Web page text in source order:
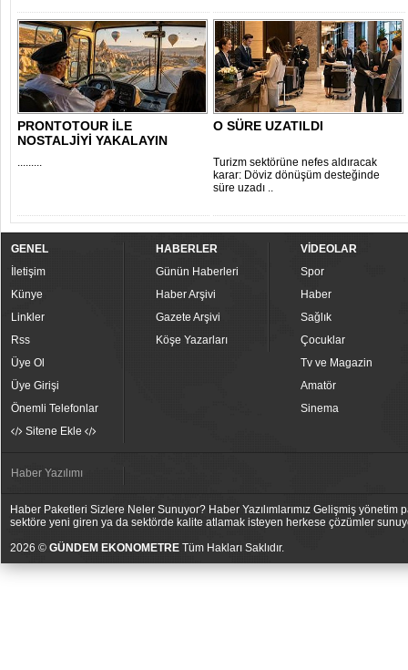
PRONTOTOUR İLE
NOSTALJİYİ YAKALAYIN
.........
O SÜRE UZATILDI
Turizm sektörüne nefes aldıracak
karar: Döviz dönüşüm desteğinde
süre uzadı ..
GENEL
İletişim
Künye
Linkler
Rss
Üye Ol
Üye Girişi
Önemli Telefonlar
Sitene Ekle
HABERLER
Günün Haberleri
Haber Arşivi
Gazete Arşivi
Köşe Yazarları
VİDEOLAR
Spor
Haber
Sağlık
Çocuklar
Tv ve Magazin
Amatör
Sinema
Haber Yazılımı
Haber Paketleri Sizlere Neler Sunuyor? Haber Yazılımlarımız Gelişmiş
sektöre yeni giren ya da sektörde kalite atlamak isteyen herkese çözümler
2026 © GÜNDEM EKONOMETRE Tüm Hakları Saklıdır.